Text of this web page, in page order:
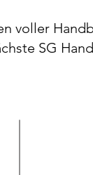
voller
SG